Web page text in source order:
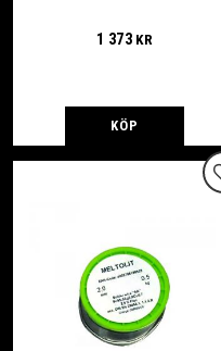
1 373KR
KÖP